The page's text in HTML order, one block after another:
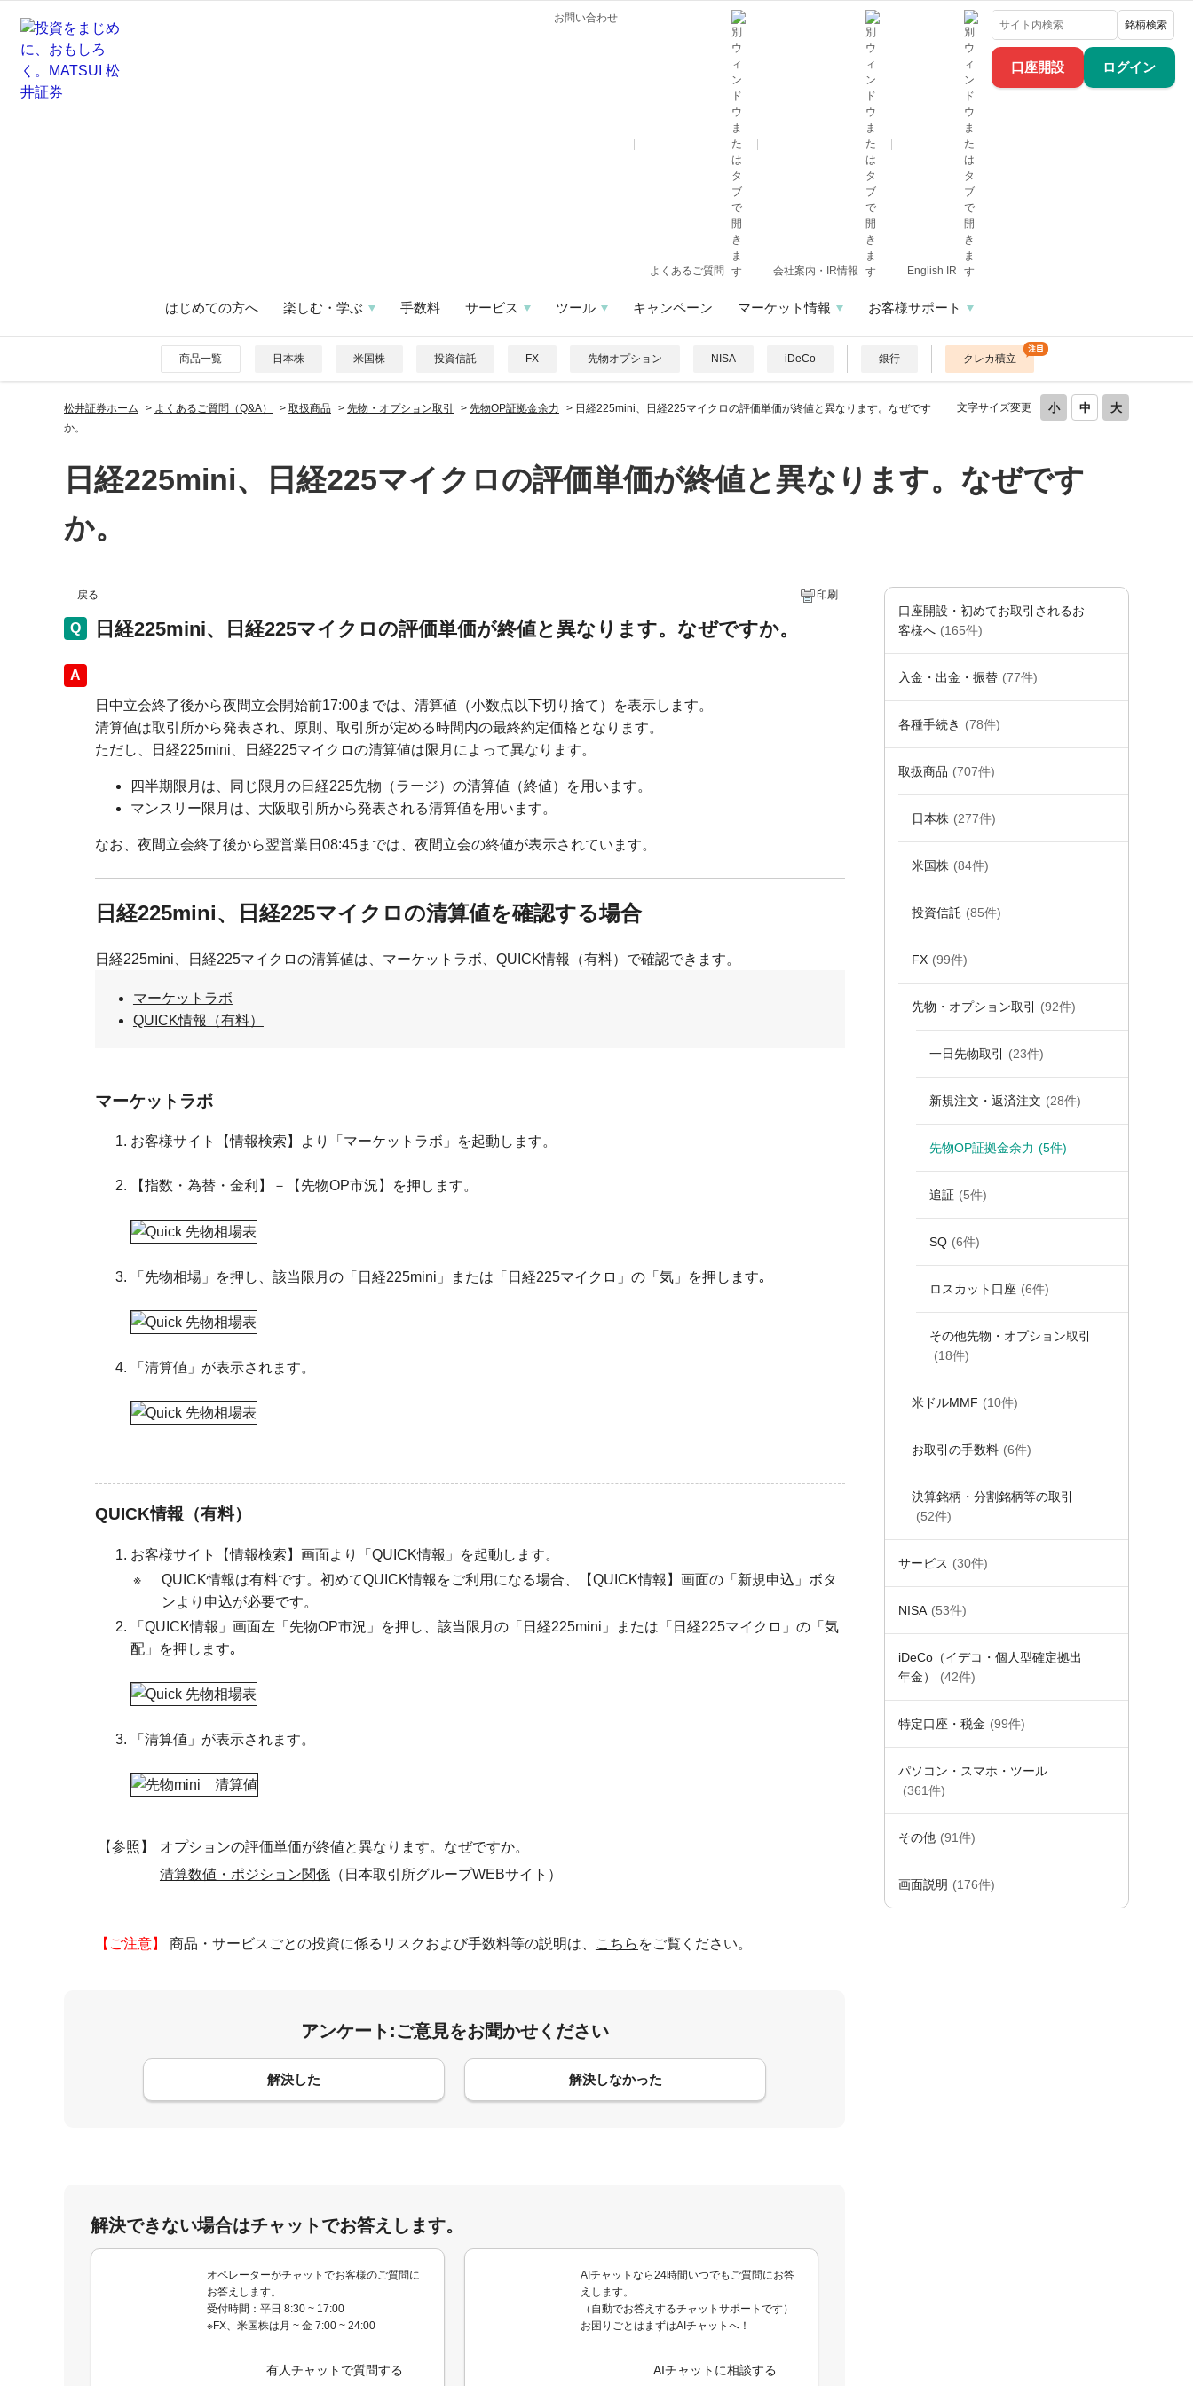
口座開設 ログイン
お問い合わせ
よくあるご質問 会社案内・IR情報 English IR
銘柄検索
はじめての方へ 楽しむ・学ぶ 手数料 サービス ツール キャンペーン マーケット情報 お客様サポート
商品一覧 日本株 米国株 投資信託 FX 先物オプション NISA iDeCo 銀行 クレカ積立
文字サイズ変更
松井証券ホーム > よくあるご質問（Q&A） > 取扱商品 > 先物・オプション取引 > 先物OP証拠金余力 > 日経225mini、日経225マイクロの評価単価が終値と異なります。なぜです
か。
日経225mini、日経225マイクロの評価単価が終値と異なります。なぜです
か。
口座開設・初めてお取引されるお
客様へ (165件)
入金・出金・振替 (77件)
各種手続き (78件)
取扱商品 (707件)
日本株 (277件)
米国株 (84件)
投資信託 (85件)
FX (99件)
先物・オプション取引 (92件)
一日先物取引 (23件)
新規注文・返済注文 (28件)
先物OP証拠金余力 (5件)
追証 (5件)
SQ (6件)
ロスカット口座 (6件)
その他先物・オプション取引
(18件)
米ドルMMF (10件)
お取引の手数料 (6件)
決算銘柄・分割銘柄等の取引
(52件)
サービス (30件)
NISA (53件)
iDeCo（イデコ・個人型確定拠出
年金）
(42件)
特定口座・税金 (99件)
パソコン・スマホ・ツール
(361件)
その他 (91件)
画面説明 (176件)
戻る 印刷
日経225mini、日経225マイクロの評価単価が終値と異なります。なぜですか。
回答
日中立会終了後から夜間立会開始前17:00までは、清算値（小数点以下切り捨て）を表示します。
清算値は取引所から発表され、原則、取引所が定める時間内の最終約定価格となります。
ただし、日経225mini、日経225マイクロの清算値は限月によって異なります。
四半期限月は、同じ限月の日経225先物（ラージ）の清算値（終値）を用います。
マンスリー限月は、大阪取引所から発表される清算値を用います。
なお、夜間立会終了後から翌営業日08:45までは、夜間立会の終値が表示されています。
日経225mini、日経225マイクロの清算値を確認する場合
日経225mini、日経225マイクロの清算値は、マーケットラボ、QUICK情報（有料）で確認できます。
マーケットラボ
QUICK情報（有料）
マーケットラボ
お客様サイト【情報検索】より「マーケットラボ」を起動します。
【指数・為替・金利】－【先物OP市況】を押します。
「先物相場」を押し、該当限月の「日経225mini」または「日経225マイクロ」の「気」を押します｡
「清算値」が表示されます。
QUICK情報（有料）
お客様サイト【情報検索】画面より「QUICK情報」を起動します。
※
QUICK情報は有料です。初めてQUICK情報をご利用になる場合、【QUICK情報】画面の「新規申込」ボタ
ンより申込が必要です。
「QUICK情報」画面左「先物OP市況」を押し、該当限月の「日経225mini」または「日経225マイクロ」の「気
配」を押します｡
「清算値」が表示されます。
【参照】
オプションの評価単価が終値と異なります。なぜですか。
清算数値・ポジション関係（日本取引所グループWEBサイト）
【ご注意】 商品・サービスごとの投資に係るリスクおよび手数料等の説明は、 こちら をご覧ください。
アンケート:ご意見をお聞かせください
解決した 解決しなかった
コメント
解決できない場合はチャットでお答えします。
オペレーターがチャットでお客様のご質問に
お答えします。
受付時間：平日 8:30 ~ 17:00
※FX、米国株は月 ~ 金 7:00 ~ 24:00
有人チャットで質問する
AIチャットなら24時間いつでもご質問にお答
えします。
（自動でお答えするチャットサポートです）
お困りごとはまずはAIチャットへ！
AIチャットに相談する